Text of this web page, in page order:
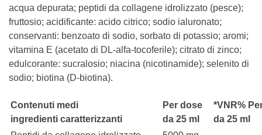
acqua depurata; peptidi da collagene idrolizzato (pesce);
fruttosio; acidificante: acido citrico; sodio ialuronato;
conservanti: benzoato di sodio, sorbato di potassio; aromi;
vitamina E (acetato di DL-alfa-tocoferile); citrato di zinco;
edulcorante: sucralosio; niacina (nicotinamide); selenito di
sodio; biotina (D-biotina).
Contenuti medi
ingredienti caratterizzanti
Per dose
da 25 ml
*VNR%
da 25 ml